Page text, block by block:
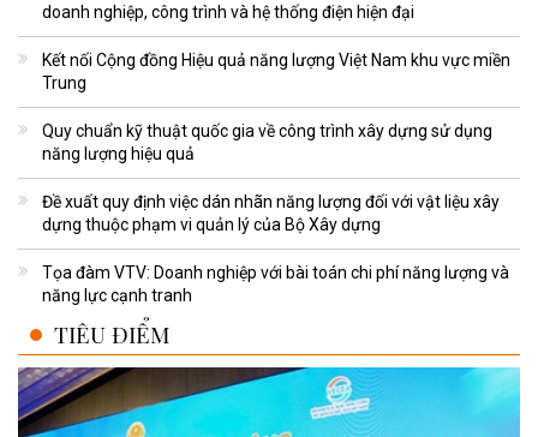
doanh nghiệp, công trình và hệ thống điện hiện đại
Kết nối Cộng đồng Hiệu quả năng lượng Việt Nam khu vực miền
Trung
Quy chuẩn kỹ thuật quốc gia về công trình xây dựng sử dụng
năng lượng hiệu quả
Đề xuất quy định việc dán nhãn năng lượng đối với vật liệu xây
dựng thuộc phạm vi quản lý của Bộ Xây dựng
Tọa đàm VTV: Doanh nghiệp với bài toán chi phí năng lượng và
năng lực cạnh tranh
TIÊU ĐIỂM